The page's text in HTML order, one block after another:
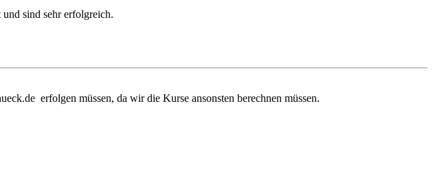
sind sehr erfolgreich.
erfolgen müssen, da wir die Kurse ansonsten berechnen müssen.